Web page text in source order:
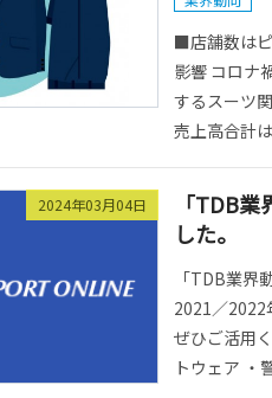
■店舗数は
影響 コロナ
するスーツ
売上高合計
2024年03月04日
「TDB
した。
「TDB業界
2021／2022
ぜひご活用
トウェア ・